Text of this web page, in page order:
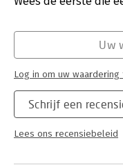
Schrijf een
Lees ons recensiebeleid
Uw
Log in om uw